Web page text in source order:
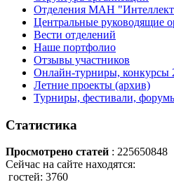
Отделения МАН "Интеллект
Центральные руководящие
Вести отделений
Наше портфолио
Отзывы участников
Онлайн-турниры, конкурсы
Летние проекты (архив)
Турниры, фестивали,
Статистика
Просмотрено статей : 225650848
Сейчас на сайте находятся:
гостей: 3760